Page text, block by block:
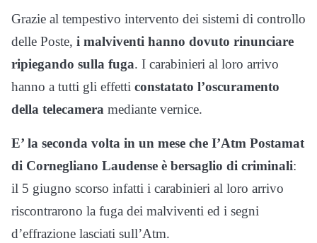
Grazie al tempestivo intervento dei sistemi di controllo
delle Poste, i malviventi hanno dovuto rinunciare
ripiegando sulla fuga. I carabinieri al loro arrivo
hanno a tutti gli effetti constatato l’oscuramento
della telecamera mediante vernice.
E’ la seconda volta in un mese che I’Atm Postamat
di Cornegliano Laudense è bersaglio di criminali:
il 5 giugno scorso infatti i carabinieri al loro arrivo
riscontrarono la fuga dei malviventi ed i segni
d’effrazione lasciati sull’Atm.